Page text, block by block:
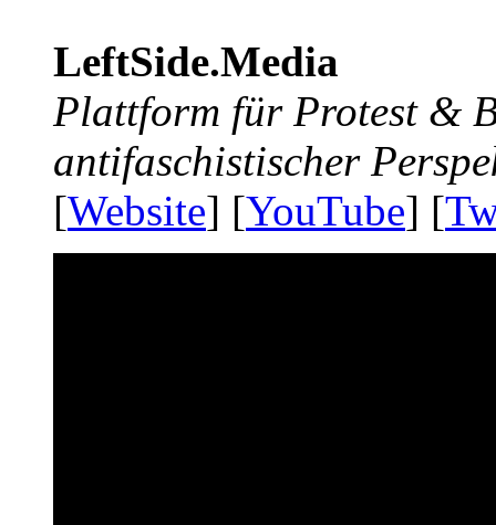
LeftSide.Media
Plattform für Protest &
antifaschistischer
[Website] [YouTube] [